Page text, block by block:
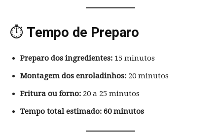
⏱️ Tempo de Preparo
Preparo dos ingredientes: 15 minutos
Montagem dos enroladinhos: 20 minutos
Fritura ou forno: 20 a 25 minutos
Tempo total estimado: 60 minutos